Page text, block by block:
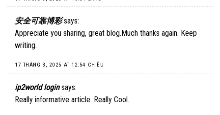
安全可靠博彩 says:
Appreciate you sharing, great blog.Much thanks again. Keep
writing.
17 THÁNG 3, 2025 AT 12:54 CHIỀU
ip2world login says:
Really informative article. Really Cool.